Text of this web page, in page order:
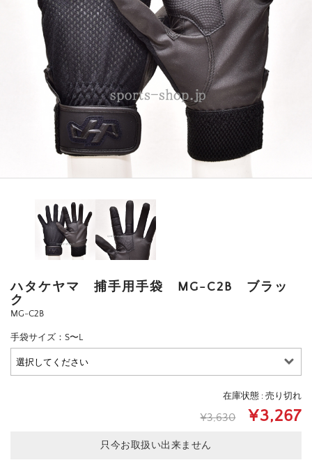
ハタケヤマ 捕手用手袋 MG-C2B ブラッ
ク
MG-C2B
手袋サイズ：S〜L
在庫状態 : 売り切れ
¥3,630 ¥3,267
只今お取扱い出来ません